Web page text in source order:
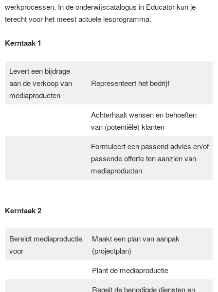
werkprocessen. In de onderwijscatalogus in Educator kun je
terecht voor het meest actuele lesprogramma.
Kerntaak 1
Levert een bijdrage
aan de verkoop van
mediaproducten
Representeert het bedrijf
Achterhaalt wensen en behoeften
van (potentiële) klanten
Formuleert een passend advies en/of
passende offerte ten aanzien van
mediaproducten
Kerntaak 2
Bereidt mediaproductie
voor
Maakt een plan van aanpak
(projectplan)
Plant de mediaproductie
Regelt de benodigde diensten en